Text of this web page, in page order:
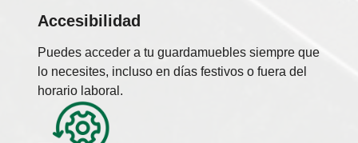
Accesibilidad
Puedes acceder a tu guardamuebles siempre que
lo necesites, incluso en días festivos o fuera del
horario laboral.